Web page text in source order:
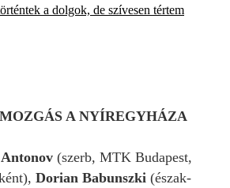
a dolgok, de szívesen tértem
A NYÍREGYHÁZA
(szerb, MTK Budapest,
Dorian Babunszki (észak-